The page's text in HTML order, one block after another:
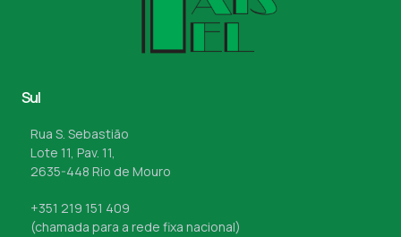
Sul
Rua S. Sebastião
Lote 11, Pav. 11,
2635-448 Rio de Mouro
+351 219 151 409
(chamada para a rede fixa nacional)